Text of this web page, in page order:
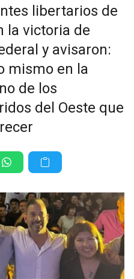
libertarios de
la victoria de
y avisaron:
mismo en la
de los
del Oeste que